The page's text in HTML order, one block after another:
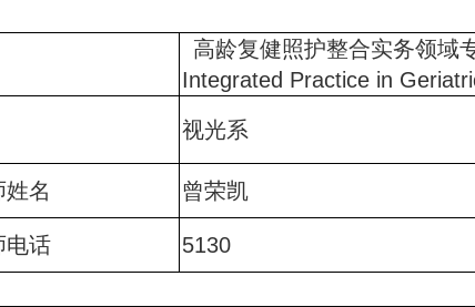
高龄复健照护整合实务领域
Integrated Practice in
视光系
名
曾荣凯
电话 5130